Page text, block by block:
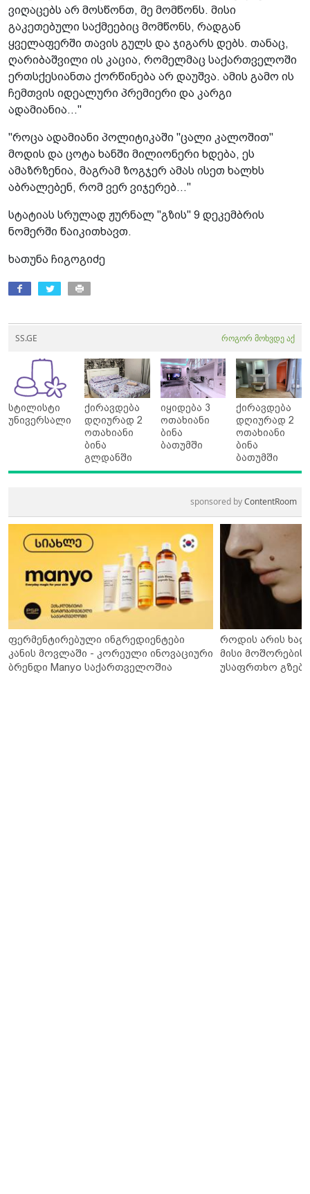
ვიღაცებს არ მოსწონთ, მე მომწონს. მისი
გაკეთებული საქმეებიც მომწონს, რადგან
ყველაფერში თავის გულს და ჯიგარს დებს. თანაც,
ღარიბაშვილი ის კაცია, რომელმაც საქართველოში
ერთსქესიანთა ქორწინება არ დაუშვა. ამის გამო ის
ჩემთვის იდეალური პრემიერი და კარგი
ადამიანია..."
"როცა ადამიანი პოლიტიკაში "ცალი კალოშით"
მოდის და ცოტა ხანში მილიონერი ხდება, ეს
ამაზრზენია, მაგრამ ზოგჯერ ამას ისეთ ხალხს
აბრალებენ, რომ ვერ ვიჯერებ..."
სტატიას სრულად ჟურნალ "გზის" 9 დეკემბრის
ნომერში წაიკითხავთ.
ხათუნა ჩიგოგიძე
SS.GE როგორ მოხვდე აქ
სტილისტი
უნივერსალი
ქირავდება
დღიურად 2
ოთახიანი
ბინა
გლდანში
იყიდება 3
ოთახიანი
ბინა
ბათუმში
ქირავდება
დღიურად 2
ოთახიანი
ბინა
ბათუმში
sponsored byContentRoom
ფერმენტირებული ინგრედიენტები
კანის მოვლაში - კორეული ინოვაციური
ბრენდი Manyo საქართველოშია
როდის არის
მისი მოშორების
უსაფრთხო გზები